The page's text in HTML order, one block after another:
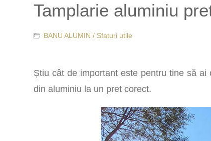
Tamplarie aluminiu
BANU ALUMIN / Sfaturi utile
Știu cât de important este pentru tine să
din aluminiu la un pret corect.